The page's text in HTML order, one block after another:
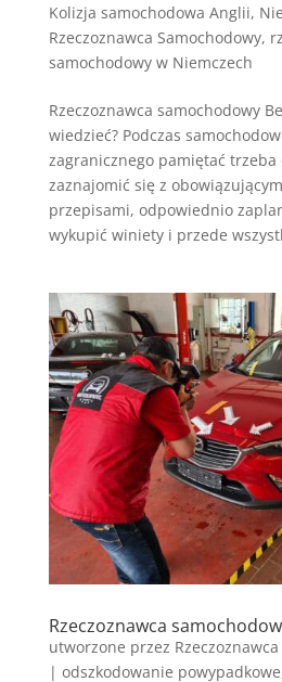
Kolizja samochodowa Anglii,
Rzeczoznawca Samochodowy,
samochodowy w Niemczech
Rzeczoznawca samochodowy
wiedzieć? Podczas
zagranicznego pamiętać trzeba
zaznajomić się z
przepisami, odpowiednio
wykupić winiety i przede
Rzeczoznawca
utworzone przez
| odszkodowanie powypadkowe